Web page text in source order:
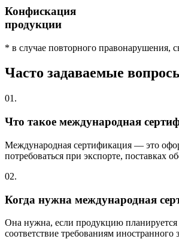
Конфискация
продукции
* в случае повторного правонарушения,
Часто задаваемые
01.
Что такое международная
Международная сертификация — это
потребоваться при экспорте, поставках
02.
Когда нужна международная
Она нужна, если продукцию планируется
соответствие требованиям иностранного